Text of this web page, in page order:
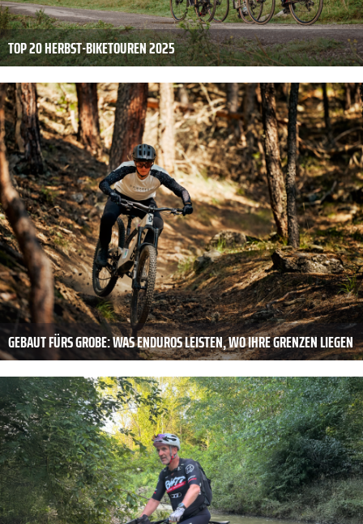
TOP 20 HERBST-BIKETOUREN 2025
GEBAUT FÜRS GROBE: WAS ENDUROS LEISTEN, WO IHRE GRENZEN LIEGEN